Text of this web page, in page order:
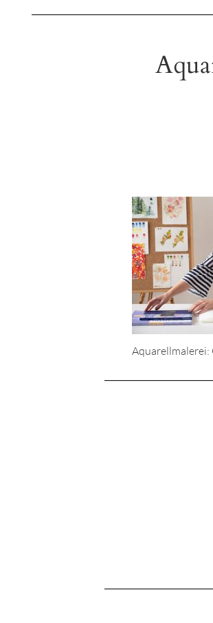
Aquarellmalerei: